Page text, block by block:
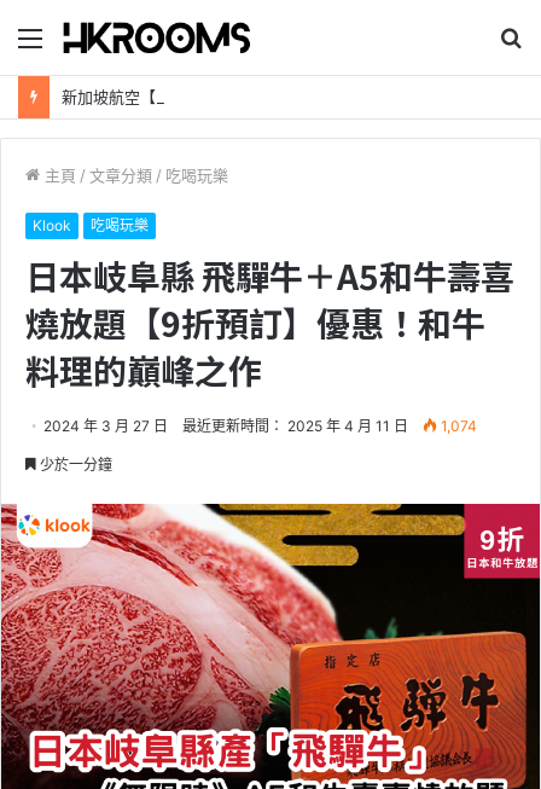
目
錄
尋
主頁 / 文章分類 / 吃喝玩樂
Klook 吃喝玩樂
日本岐阜縣 飛驒牛＋A5和牛壽喜
燒放題【9折預訂】優惠！和牛
料理的巔峰之作
2024 年 3 月 27 日 最近更新時間： 2025 年 4 月 11 日 1,074
少於一分鐘